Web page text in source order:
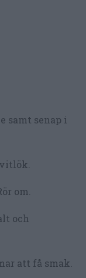
samt senap i
om.
och
att få smak.